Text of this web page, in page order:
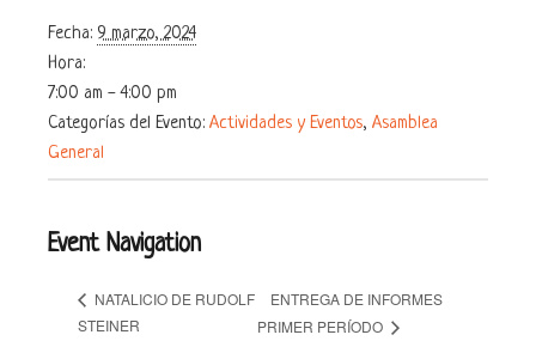
Fecha: 9 marzo, 2024
Hora:
7:00 am - 4:00 pm
Categorías del Evento: Actividades y Eventos, Asamblea
General
Event Navigation
NATALICIO DE RUDOLF
STEINER
ENTREGA DE INFORMES
PRIMER PERÍODO